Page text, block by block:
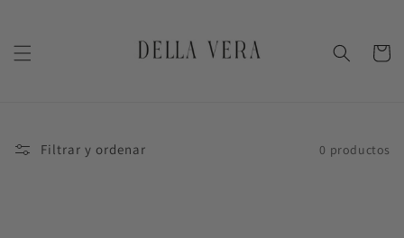
Carrito
Filtrar y ordenar 0 productos